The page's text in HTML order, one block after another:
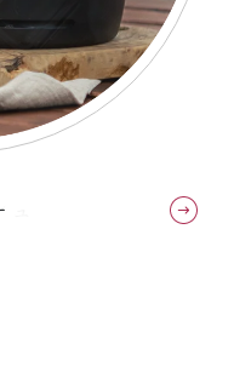
ダー
ダー